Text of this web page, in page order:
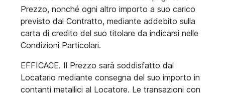
Prezzo, nonché ogni altro importo a suo carico
previsto dal Contratto, mediante addebito sulla
carta di credito del suo titolare da indicarsi nelle
Condizioni Particolari.
EFFICACE. Il Prezzo sarà soddisfatto dal
Locatario mediante consegna del suo importo in
contanti metallici al Locatore. Le transazioni con